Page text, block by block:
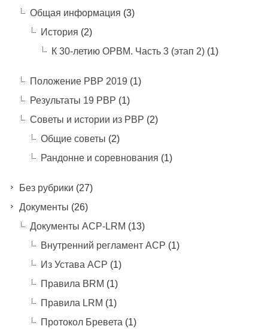
Общая информация (3)
История (2)
К 30-летию ОРВМ. Часть 3 (этап 2)(1)
Положение РВР 2019 (1)
Результаты 19 РВР (1)
Советы и истории из РВР (2)
Общие советы (2)
Рандонне и соревнования (1)
Без рубрики (27)
Документы (26)
Документы ACP-LRM (13)
Внутренний регламент АСР (1)
Из Устава АСР (1)
Правила BRM (1)
Правила LRM (1)
Протокол Бревета (1)